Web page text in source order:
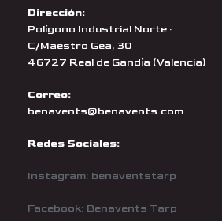
Dirección:
Polígono Industrial Norte ·
C/Maestro Gea, 30
46727 Real de Gandía (Valencia)
Correo:
benavents@benavents.com
Redes Sociales:
Instagram: benaventstarp
Facebook: Benavents Tarp